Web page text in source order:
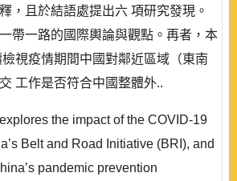
，且於結語處提出六 項研究發現。
帶一路的國際輿論與觀點。再者，本
視疫情期間中國對鄰近區域（東南
工作是否符合中國整體外..
the impact of the COVID-19
Belt and Road Initiative (BRI), and
pandemic prevention